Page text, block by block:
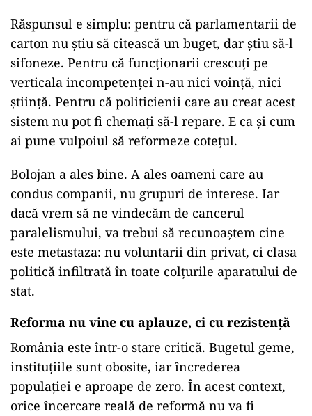
Răspunsul e simplu: pentru că parlamentarii de
carton nu știu să citească un buget, dar știu să-l
sifoneze. Pentru că funcționarii crescuți pe
verticala incompetenței n-au nici voință, nici
știință. Pentru că politicienii care au creat acest
sistem nu pot fi chemați să-l repare. E ca și cum
ai pune vulpoiul să reformeze cotețul.
Bolojan a ales bine. A ales oameni care au
condus companii, nu grupuri de interese. Iar
dacă vrem să ne vindecăm de cancerul
paralelismului, va trebui să recunoaștem cine
este metastaza: nu voluntarii din privat, ci clasa
politică infiltrată în toate colțurile aparatului de
stat.
Reforma nu vine cu aplauze, ci cu rezistență
România este într-o stare critică. Bugetul geme,
instituțiile sunt obosite, iar încrederea
populației e aproape de zero. În acest context,
orice încercare reală de reformă nu va fi